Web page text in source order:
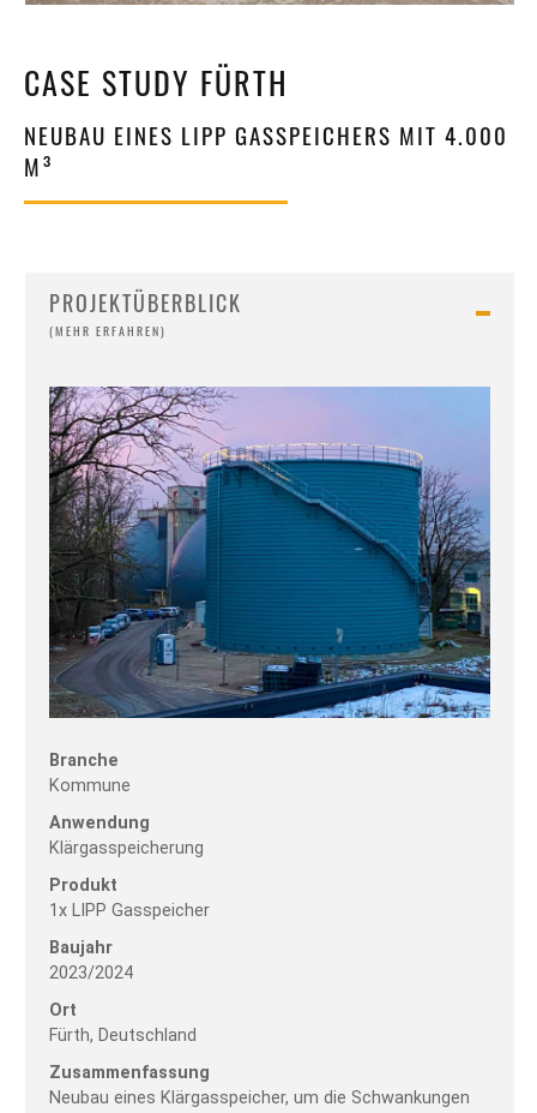
CASE STUDY FÜRTH
NEUBAU EINES LIPP GASSPEICHERS MIT 4.000
M³
PROJEKTÜBERBLICK
Branche
Kommune
Anwendung
Klärgasspeicherung
Produkt
1x LIPP Gasspeicher
Baujahr
2023/2024
Ort
Fürth, Deutschland
Zusammenfassung
Neubau eines Klärgasspeicher, um die Schwankungen